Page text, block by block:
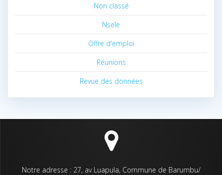
Non classé
Nsele
Offre d'emploi
Réunions
Revue des données
Notre adresse : 27, av Luapula, Commune de Barumbu/